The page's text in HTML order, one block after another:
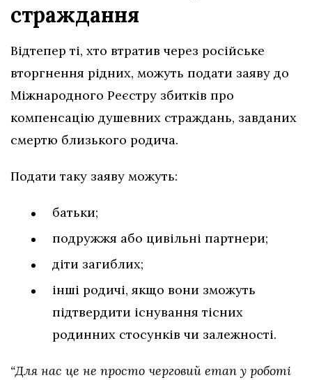
страждання
Відтепер ті, хто втратив через російське
вторгнення рідних, можуть подати заяву до
Міжнародного Реєстру збитків про
компенсацію душевних страждань, завданих
смертю близького родича.
Подати таку заяву можуть:
батьки;
подружжя або цивільні партнери;
діти загиблих;
інші родичі, якщо вони зможуть
підтвердити існування тісних
родинних стосунків чи залежності.
“Для нас це не просто черговий етап у роботі